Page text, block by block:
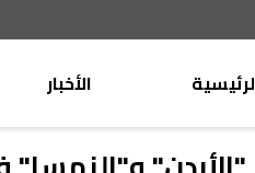
الأخبار
محليات